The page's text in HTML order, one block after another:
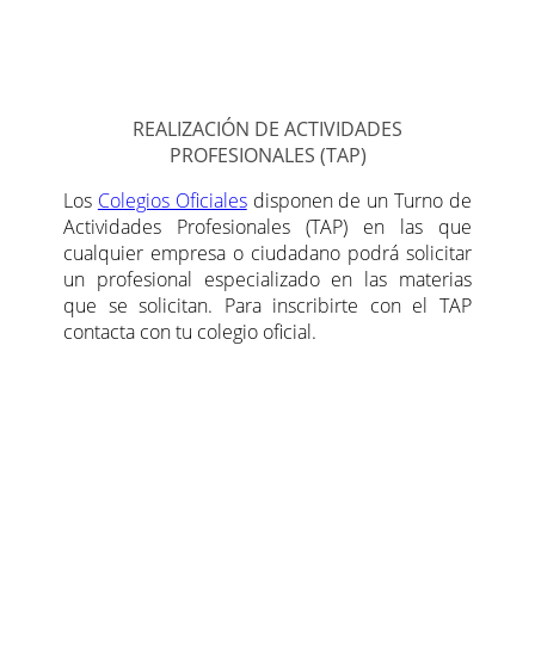
REALIZACIÓN DE ACTIVIDADES
PROFESIONALES (TAP)
Los Colegios Oficialesdisponen de un Turno de
Actividades Profesionales (TAP) en las que
cualquier empresa o ciudadano podrá solicitar
un profesional especializado en las materias
que se solicitan. Para inscribirte con el TAP
contacta con tu colegio oficial.